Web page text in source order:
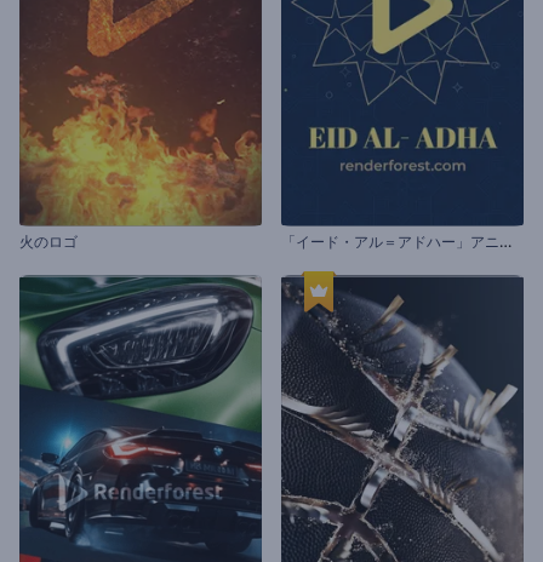
火のロゴ 「
イード・アル＝アドハー」アニメーション